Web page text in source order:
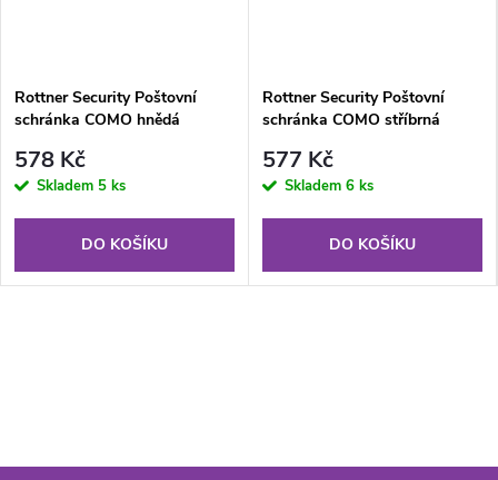
Rottner Security Poštovní
schránka COMO hnědá
578 Kč
Skladem 5 ks
DO KOŠÍKU
Rottner Security Poštovní
schránka COMO stříbrná
577 Kč
Skladem 6 ks
DO KOŠÍKU